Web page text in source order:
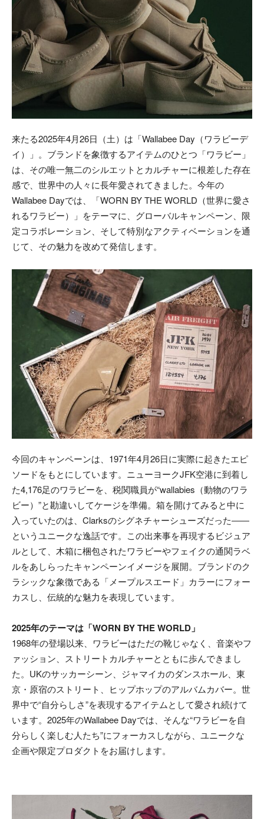
来たる2025年4月26日（土）は「Wallabee Day（ワラビーデ
イ）」。ブランドを象徴するアイテムのひとつ「ワラビー」
は、その唯一無二のシルエットとカルチャーに根差した存在
感で、世界中の人々に長年愛されてきました。今年の
Wallabee Dayでは、「WORN BY THE WORLD（世界に愛さ
れるワラビー）」をテーマに、グローバルキャンペーン、限
定コラボレーション、そして特別なアクティベーションを通
じて、その魅力を改めて発信します。
今回のキャンペーンは、1971年4月26日に実際に起きたエピ
ソードをもとにしています。ニューヨークJFK空港に到着し
た4,176足のワラビーを、税関職員が“wallabies（動物のワラ
ビー）”と勘違いしてケージを準備。箱を開けてみると中に
入っていたのは、Clarksのシグネチャーシューズだった――
というユニークな逸話です。この出来事を再現するビジュア
ルとして、木箱に梱包されたワラビーやフェイクの通関ラベ
ルをあしらったキャンペーンイメージを展開。ブランドのク
ラシックな象徴である「メープルスエード」カラーにフォー
カスし、伝統的な魅力を表現しています。
2025年のテーマは「WORN BY THE WORLD」
1968年の登場以来、ワラビーはただの靴じゃなく、音楽やフ
ァッション、ストリートカルチャーとともに歩んできまし
た。UKのサッカーシーン、ジャマイカのダンスホール、東
京・原宿のストリート、ヒップホップのアルバムカバー。世
界中で“自分らしさ”を表現するアイテムとして愛され続けて
います。2025年のWallabee Dayでは、そんな“ワラビーを自
分らしく楽しむ人たち”にフォーカスしながら、ユニークな
企画や限定プロダクトをお届けします。